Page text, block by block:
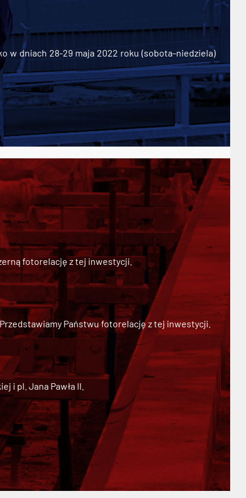
w dniach 28-29 maja 2022 roku (sobota-niedziela)
fotorelację z tej inwestycji.
Państwu fotorelację z tej inwestycji.
i pl. Jana Pawła II.